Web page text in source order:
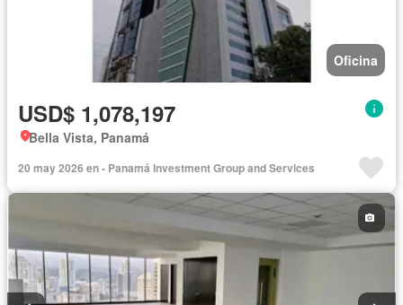
Oficina
USD$ 1,078,197
Bella Vista, Panamá
20 may 2026 en - Panamá Investment Group and Services